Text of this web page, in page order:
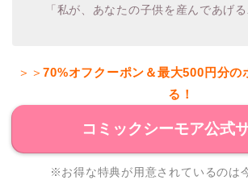
「私が、あなたの子供を産んであげる
＞＞70%オフクーポン＆最大500円分の
る！
コミックシーモア公式
※お得な特典が用意されているのは